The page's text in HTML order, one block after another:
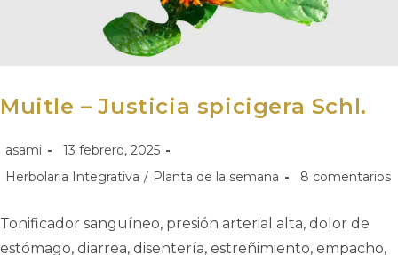
Muitle – Justicia spicigera Schl.
asami
13 febrero, 2025
Herbolaria Integrativa / Planta de la semana 8 comentarios
Tonificador sanguíneo, presión arterial alta, dolor de
estómago, diarrea, disentería, estreñimiento, empacho,